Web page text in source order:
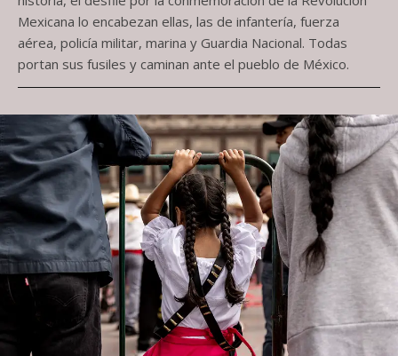
Mexicana lo encabezan ellas, las de infantería, fuerza
aérea, policía militar, marina y Guardia Nacional. Todas
portan sus fusiles y caminan ante el pueblo de México.